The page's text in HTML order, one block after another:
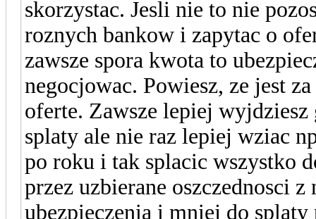
skorzystac. Jesli nie to nie
roznych bankow i zapytac o
zawsze spora kwota to
negocjowac. Powiesz, ze jest
oferte. Zawsze lepiej
splaty ale nie raz lepiej wziac
po roku i tak splacic wszystko
przez uzbierane oszczednosci
ubezpieczenia i mniej do